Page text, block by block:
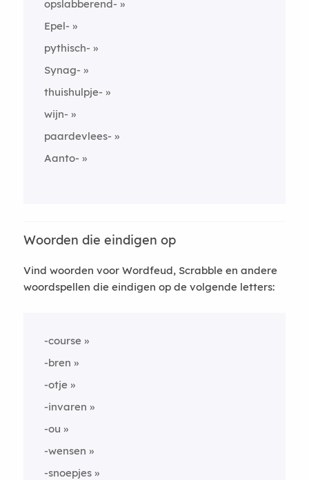
opslabberend-
Epel-
pythisch-
Synag-
thuishulpje-
wijn-
paardevlees-
Aanto-
Woorden die eindigen op
Vind woorden voor Wordfeud, Scrabble en andere
woordspellen die eindigen op de volgende letters:
-course
-bren
-otje
-invaren
-ou
-wensen
-snoepjes